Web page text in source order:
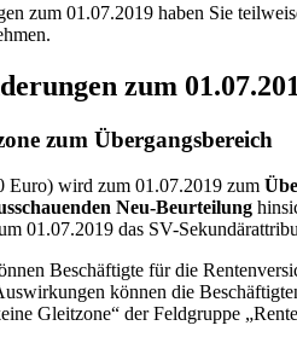
zum 01.07.2019 haben Sie
zum
zum Übergangsbereich
Euro) wird zum 01.07.2019 zum
Neu-Beurteilung
01.07.2019 das SV-
Beschäftigte für die
können die
Gleitzone“ der Feldgruppe